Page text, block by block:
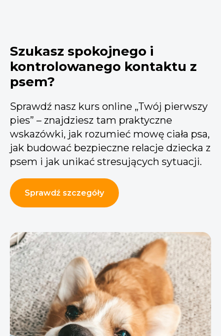
Szukasz spokojnego i
kontrolowanego kontaktu z
psem?
Sprawdź nasz kurs online „Twój pierwszy
pies” – znajdziesz tam praktyczne
wskazówki, jak rozumieć mowę ciała psa,
jak budować bezpieczne relacje dziecka z
psem i jak unikać stresujących sytuacji.
Sprawdź szczegóły